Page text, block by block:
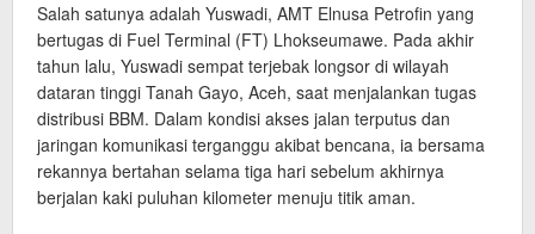
Salah satunya adalah Yuswadi, AMT Elnusa Petrofin yang
bertugas di Fuel Terminal (FT) Lhokseumawe. Pada akhir
tahun lalu, Yuswadi sempat terjebak longsor di wilayah
dataran tinggi Tanah Gayo, Aceh, saat menjalankan tugas
distribusi BBM. Dalam kondisi akses jalan terputus dan
jaringan komunikasi terganggu akibat bencana, ia bersama
rekannya bertahan selama tiga hari sebelum akhirnya
berjalan kaki puluhan kilometer menuju titik aman.